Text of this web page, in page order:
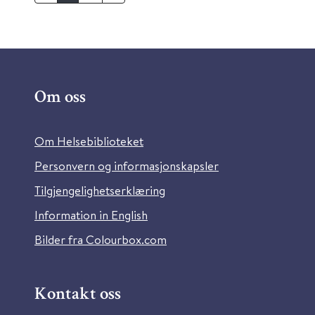
Om oss
Om Helsebiblioteket
Personvern og informasjonskapsler
Tilgjengelighetserklæring
Information in English
Bilder fra Colourbox.com
Kontakt oss